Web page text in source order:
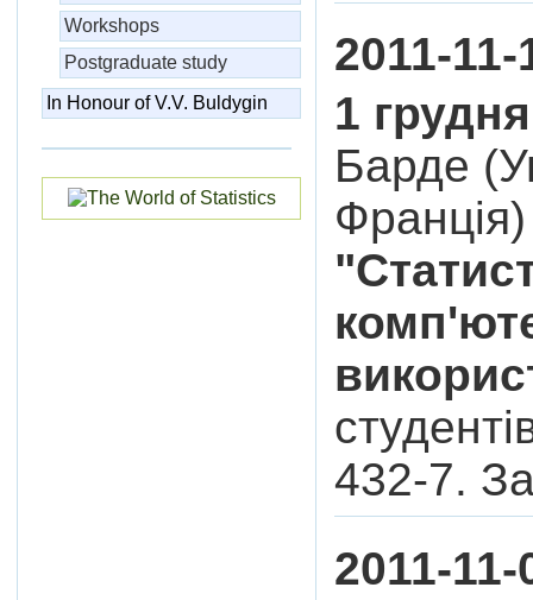
Workshops
Postgraduate study
In Honour of V.V. Buldygin
2011-11-
1
Барде
432-7.
2011-11-